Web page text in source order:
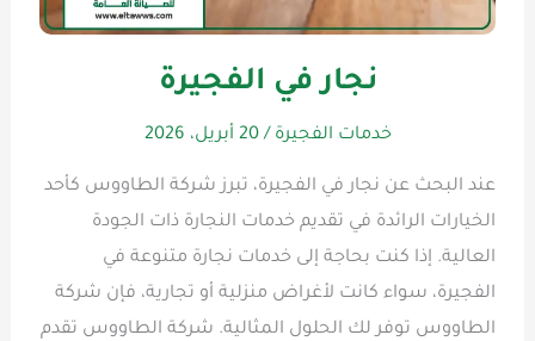
نجار في الفجيرة
خدمات الفجيرة /20 أبريل، 2026
عند البحث عن نجار في الفجيرة، تبرز شركة الطاووس كأحد
الخيارات الرائدة في تقديم خدمات النجارة ذات الجودة
العالية. إذا كنت بحاجة إلى خدمات نجارة متنوعة في
الفجيرة، سواء كانت لأغراض منزلية أو تجارية، فإن شركة
الطاووس توفر لك الحلول المثالية. شركة الطاووس تقدم